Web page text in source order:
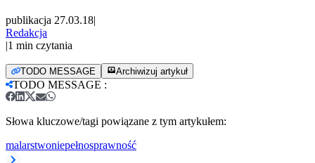
publikacja 27.03.18|
Redakcja
|1 min czytania
TODO MESSAGE Archiwizuj artykuł
TODO MESSAGE :
Słowa kluczowe/tagi powiązane z tym artykułem:
malarstwoniepełnosprawność